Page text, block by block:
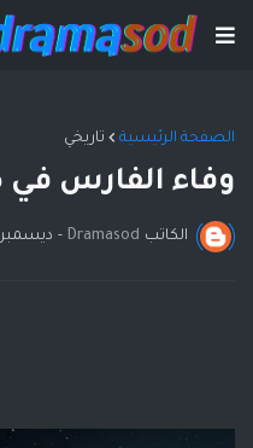
الصفحة الرئيسية تاريخي
وفاء الفارس في
الكاتب Dramasod
- ديسمبر 13, 2025